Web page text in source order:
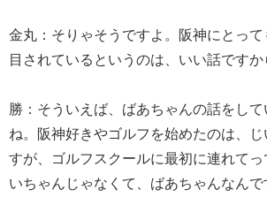
金丸：そりゃそうですよ。阪神にとっ
目されているというのは、いい話ですか
勝：そういえば、ばあちゃんの話をし
ね。阪神好きやゴルフを始めたのは、
すが、ゴルフスクールに最初に連れて
いちゃんじゃなくて、ばあちゃんなんで